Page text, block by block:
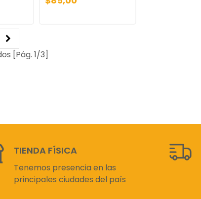
[Pág. 1/3]
TIENDA FÍSICA
Tenemos presencia en las
principales ciudades del país